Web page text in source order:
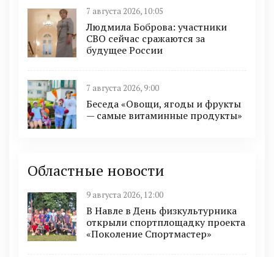
7 августа 2026, 10:05
Людмила Боброва: участники
СВО сейчас сражаются за
будущее России
7 августа 2026, 9:00
Беседа «Овощи, ягоды и фрукты
— самые витаминные продукты»
Областные новости
9 августа 2026, 12:00
В Навле в День физкультурника
открыли спортплощадку проекта
«Поколение Спортмастер»